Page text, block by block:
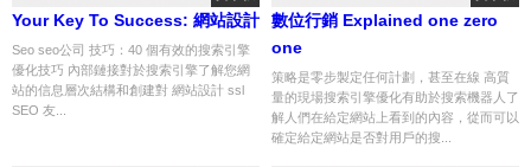
Your Key To Success: 網站設計
Seo seo公司 技巧：40 個有效的搜索引擎
優化技巧 內部鏈接對於搜索引擎了解您網
站的信息層次結構和創建對 網站設計 ssl
SEO 友...
數位行銷 Explained one zero
one
策略是零步製定任何計劃，甚至在線 高質
量的現場搜索引擎優化有助於搜索機器人了
解人們在給定網站上看到的內容，從而可以
確定給定網站是否對用戶的搜...